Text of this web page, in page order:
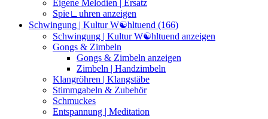
Eigene Melodien | Ersatz
Spie∟uhren anzeigen
Schwingung | Kultur W☯︎hltuend (166)
Schwingung | Kultur W☯︎hltuend anzeigen
Gongs & Zimbeln
Gongs & Zimbeln anzeigen
Zimbeln | Handzimbeln
Klangröhren | Klangstäbe
Stimmgabeln & Zubehör
Schmuckes
Entspannung | Meditation